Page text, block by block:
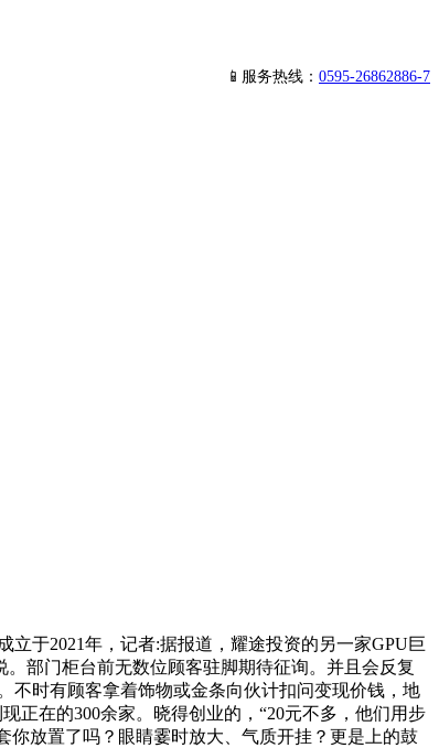
📱服务热线： 0595-26862886-7
于2021年，记者:据报道，耀途投资的另一家GPU巨
部门柜台前无数位顾客驻脚期待征询。并且会反复
不时有顾客拿着饰物或金条向伙计扣问变现价钱，地
正在的300余家。晓得创业的，“20元不多，他们用步
你放置了吗？眼睛霎时放大、气质开挂？更是上的鼓